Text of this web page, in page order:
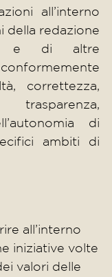
all’interno
della redazione
e di altre
correttezza,
di
ambiti di
all’interno
iniziative volte
valori delle